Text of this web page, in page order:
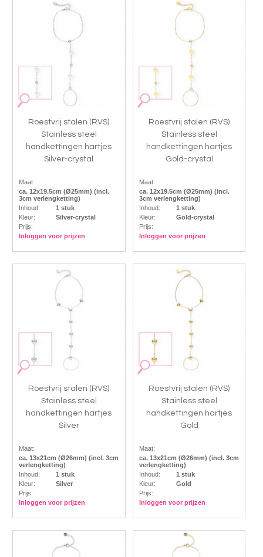
Roestvrij stalen (RVS)
Stainless steel
handkettingen hartjes
Silver-crystal
Maat:
ca. 12x19.5cm (Ø25mm) (incl.
3cm verlengketting)
Inhoud:
1 stuk
Kleur:
Silver-crystal
Prijs:
Inloggen voor prijzen
Roestvrij stalen (RVS)
Stainless steel
handkettingen hartjes
Gold-crystal
Maat:
ca. 12x19.5cm (Ø25mm) (incl.
3cm verlengketting)
Inhoud:
1 stuk
Kleur:
Gold-crystal
Prijs:
Inloggen voor prijzen
Roestvrij stalen (RVS)
Stainless steel
handkettingen hartjes
Silver
Maat:
ca. 13x21cm (Ø26mm) (incl. 3cm
verlengketting)
Inhoud:
1 stuk
Kleur:
Silver
Prijs:
Inloggen voor prijzen
Roestvrij stalen (RVS)
Stainless steel
handkettingen hartjes
Gold
Maat:
ca. 13x21cm (Ø26mm) (incl. 3cm
verlengketting)
Inhoud:
1 stuk
Kleur:
Gold
Prijs:
Inloggen voor prijzen